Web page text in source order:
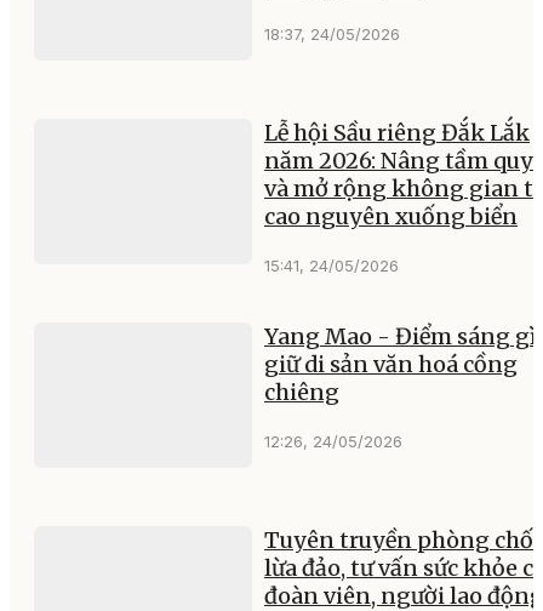
18:37, 24/05/2026
Lễ hội Sầu riêng Đắk Lắk
năm 2026: Nâng tầm quy
và mở rộng không gian
cao nguyên xuống biển
15:41, 24/05/2026
Yang Mao - Điểm sáng
giữ di sản văn hoá cồng
chiêng
12:26, 24/05/2026
Tuyên truyền phòng
lừa đảo, tư vấn sức khỏe
đoàn viên, người lao động